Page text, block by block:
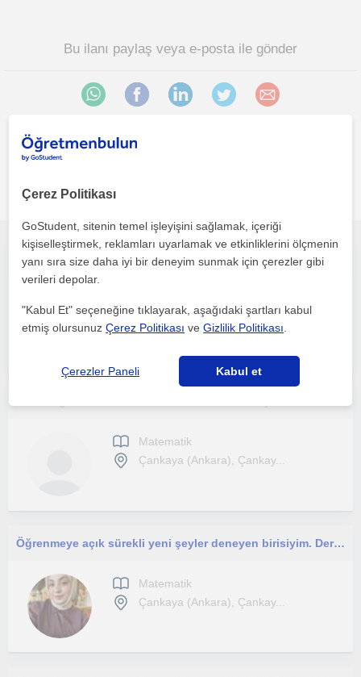
Bu ilanı paylaş veya e-posta ile gönder
İlkokul-Ortaokul seviyesi matematik dersi
Çankaya (Ankara), Asagi ...
Matematik
Çankaya (Ankara), Çankay...
Öğrenmeye açık sürekli yeni şeyler deneyen birisiyim. Derslerim ilkokul ,ortaokul ve lise düzeyin de.
Matematik
Çankaya (Ankara), Çankay...
Çerez Politikası
GoStudent, sitenin temel işleyişini sağlamak, içeriği
kişiselleştirmek, reklamları uyarlamak ve etkinliklerini ölçmenin
yanı sıra size daha iyi bir deneyim sunmak için çerezler gibi
verileri depolar.
"Kabul Et" seçeneğine tıklayarak, aşağıdaki şartları kabul
etmiş olursunuzÇerez Politikası veGizlilik Politikası
Çerezler Paneli Kabul et